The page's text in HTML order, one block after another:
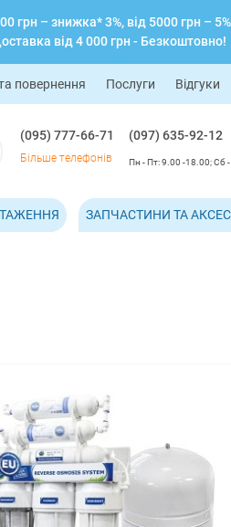
грн – знижка* 3%, від 5000 грн – 5%
від 4 000 грн - Безкоштовно!
повернення Послуги Відгуки
(095) 777-66-71
Більше телефонів
(097) 635-92-12
Пн - Пт: 9.00 -18.00; Сб -
ЗАПЧАСТИНИ ТА